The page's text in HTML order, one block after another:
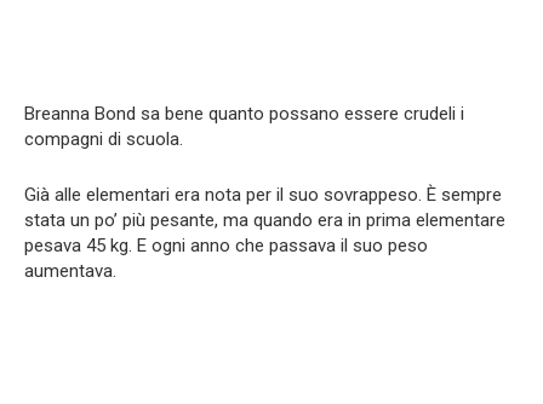
Breanna Bond sa bene quanto possano essere crudeli i
compagni di scuola.
Già alle elementari era nota per il suo sovrappeso. È sempre
stata un po’ più pesante, ma quando era in prima elementare
pesava 45 kg. E ogni anno che passava il suo peso
aumentava.